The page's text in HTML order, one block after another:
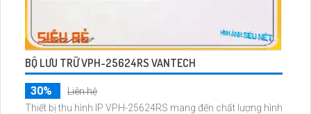
BỘ LƯU TRỮ VPH-25624RS VANTECH
30%
Liên hệ
Thiết bị thu hình IP VPH-25624RS mang đến chất lượng hình